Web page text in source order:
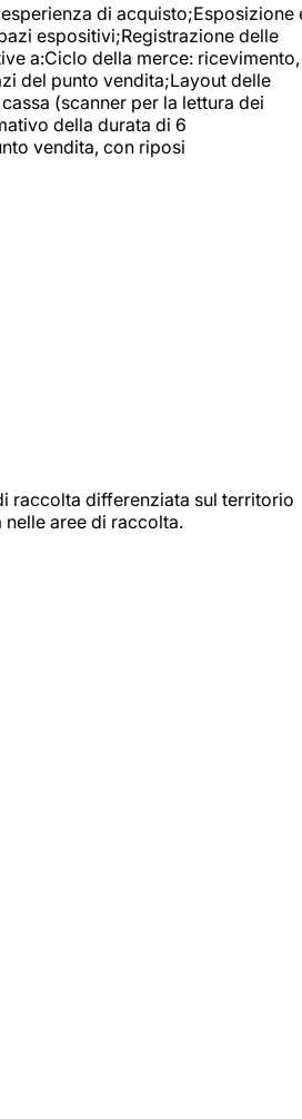
di acquisto;Esposizione
espositivi;Registrazione delle
a:Ciclo della merce: ricevimento,
del punto vendita;Layout delle
(scanner per la lettura dei
della durata di 6
vendita, con riposi
raccolta differenziata sul territorio
aree di raccolta.